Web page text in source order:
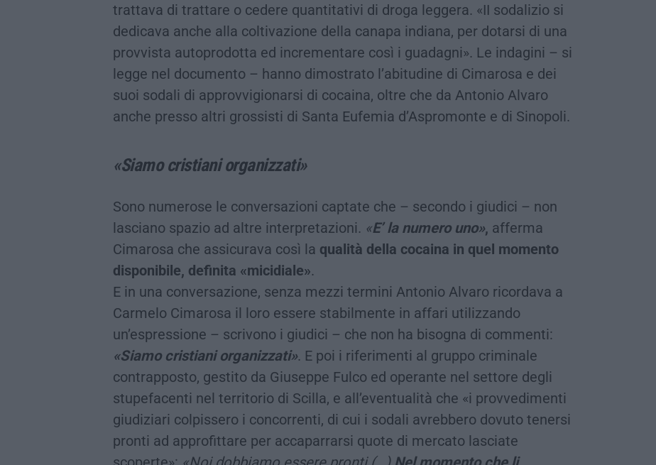
trattava di trattare o cedere quantitativi di droga leggera. «II sodalizio si
dedicava anche alla coltivazione della canapa indiana, per dotarsi di una
provvista autoprodotta ed incrementare così i guadagni». Le indagini – si
legge nel documento – hanno dimostrato l’abitudine di Cimarosa e dei
suoi sodali di approvvigionarsi di cocaina, oltre che da Antonio Alvaro
anche presso altri grossisti di Santa Eufemia d’Aspromonte e di Sinopoli.
«Siamo cristiani organizzati»
Sono numerose le conversazioni captate che – secondo i giudici – non
lasciano spazio ad altre interpretazioni. «E’ la numero uno», afferma
Cimarosa che assicurava così la qualità della cocaina in quel momento
disponibile, definita «micidiale».
E in una conversazione, senza mezzi termini Antonio Alvaro ricordava a
Carmelo Cimarosa il loro essere stabilmente in affari utilizzando
un’espressione – scrivono i giudici – che non ha bisogna di commenti:
«Siamo cristiani organizzati». E poi i riferimenti al gruppo criminale
contrapposto, gestito da Giuseppe Fulco ed operante nel settore degli
stupefacenti nel territorio di Scilla, e all’eventualità che «i provvedimenti
giudiziari colpissero i concorrenti, di cui i sodali avrebbero dovuto tenersi
pronti ad approfittare per accaparrarsi quote di mercato lasciate